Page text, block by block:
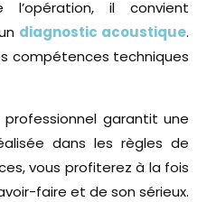
il convient
diagnostic acoustique.
compétences techniques
professionnel garantit une
dans les règles de
vous profiterez à la fois
faire et de son sérieux.